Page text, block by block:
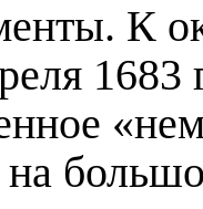
К
1683
на